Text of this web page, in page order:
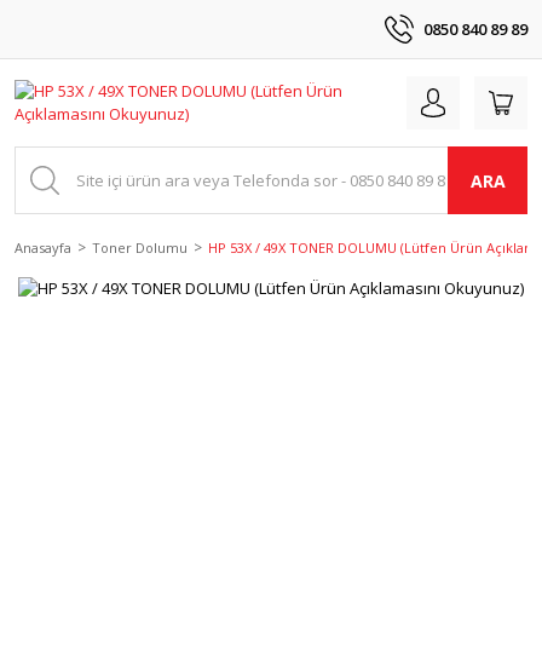
0850 840 89 89
ARA
Anasayfa Toner Dolumu HP 53X / 49X TONER DOLUMU (Lütfen Ürün